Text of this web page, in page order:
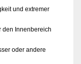
und extremer
den Innenbereich
oder andere